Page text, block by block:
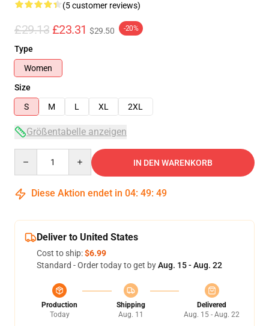
(5 customer reviews)
£29.13 £23.31 $29.50 -20%
Type
Women
Size
S
M L XL 2XL
Größentabelle anzeigen
IN DEN WARENKORB
Diese Aktion endet in 04: 49: 49
Deliver to United States
Cost to ship:$6.99
Standard - Order today to get byAug. 15 - Aug. 22
Production
Today
Shipping
Aug. 11
Delivered
Aug. 15 - Aug. 22